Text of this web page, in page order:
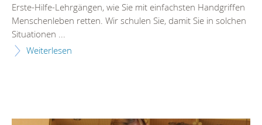
Erste-Hilfe-Lehrgängen, wie Sie mit einfachsten Handgriffen
Menschenleben retten. Wir schulen Sie, damit Sie in solchen
Situationen ...
Weiterlesen